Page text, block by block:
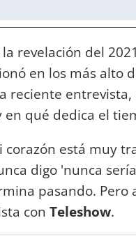
la revelación del
en los más alto
reciente
qué dedica el
corazón está muy
digo 'nunca
pasando.
con Teleshow.